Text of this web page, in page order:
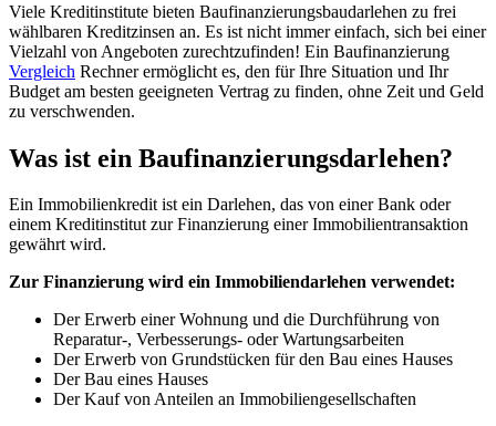
Viele Kreditinstitute bieten Baufinanzierungsbaudarlehen zu frei
wählbaren Kreditzinsen an. Es ist nicht immer einfach, sich bei einer
Vielzahl von Angeboten zurechtzufinden! Ein Baufinanzierung
Vergleich Rechner ermöglicht es, den für Ihre Situation und Ihr
Budget am besten geeigneten Vertrag zu finden, ohne Zeit und Geld
zu verschwenden.
Was ist ein Baufinanzierungsdarlehen?
Ein Immobilienkredit ist ein Darlehen, das von einer Bank oder
einem Kreditinstitut zur Finanzierung einer Immobilientransaktion
gewährt wird.
Zur Finanzierung wird ein Immobiliendarlehen verwendet:
Der Erwerb einer Wohnung und die Durchführung von
Reparatur-, Verbesserungs- oder Wartungsarbeiten
Der Erwerb von Grundstücken für den Bau eines Hauses
Der Bau eines Hauses
Der Kauf von Anteilen an Immobiliengesellschaften